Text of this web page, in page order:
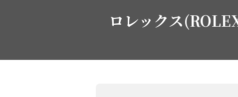
ロレックス